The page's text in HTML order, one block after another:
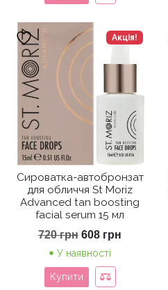
Акція!
Сироватка-автобронзат
для обличчя St Moriz
Advanced tan boosting
facial serum 15 мл
720грн Оригінальна
720 грн.
608 грн
У наявності
Купити